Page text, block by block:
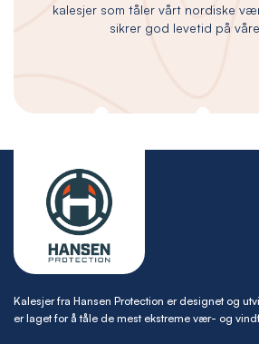
kalesjer som tåler vårt nordiske
sikrer god levetid på
Kalesjer fra Hansen Protection er designet og
er laget for å tåle de mest ekstreme vær- og